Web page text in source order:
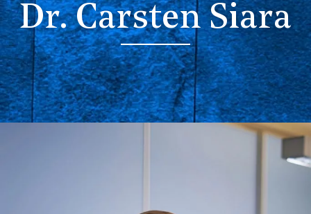
Dr. Carsten Siara